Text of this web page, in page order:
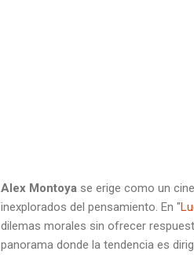
Alex Montoya se erige como un
inexplorados del pensamiento. En "
dilemas morales sin ofrecer
panorama donde la tendencia es